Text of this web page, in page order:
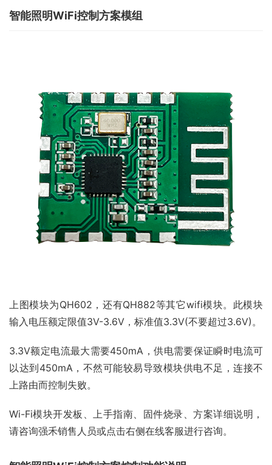
智能照明WiFi控制方案模组
上图模块为QH602，还有QH882等其它wifi模块。此模块
输入电压额定限值3V-3.6V，标准值3.3V(不要超过3.6V)。
3.3V额定电流最大需要450mA，供电需要保证瞬时电流可
以达到450mA，不然可能较易导致模块供电不足，连接不
上路由而控制失败。
Wi-Fi模块开发板、上手指南、固件烧录、方案详细说明，
请咨询强禾销售人员或点击右侧在线客服进行咨询。